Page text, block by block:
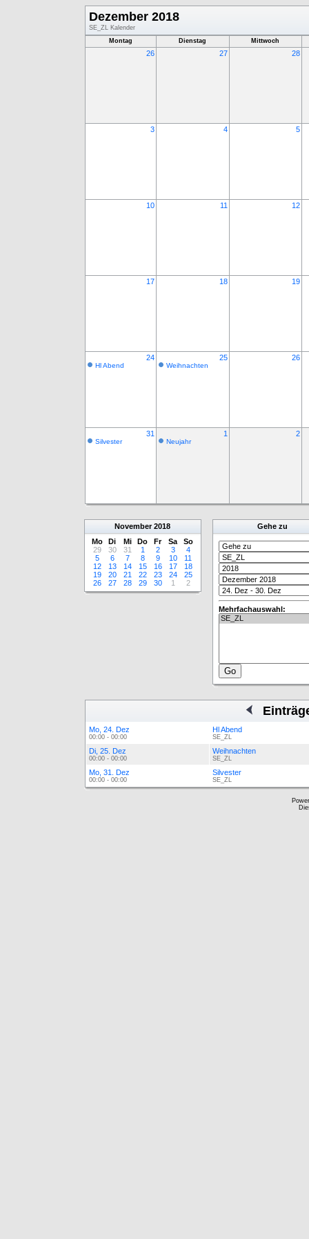
Dezember 2018
SE_ZL Kalender
Montag
Dienstag Mittwoch
26 27 28
3 4 5
10 11 12
17 18 19
24
Hl Abend
25
Weihnachten
26
31
Silvester
1
Neujahr
2
November 2018
Mo
Di Mi Do Fr Sa
So
29
30 31 1 2 3
4
5
6 7 8 9 10
11
12
13 14 15 16 17
18
19
20 21 22 23 24
25
26
27 28 29 30 1 2
Gehe zu
Mehrfachauswahl:
Mo, 24. Dez
00:00 - 00:00
Hl Abend
SE_ZL
Di, 25. Dez
00:00 - 00:00
Weihnachten
SE_ZL
Mo, 31. Dez
00:00 - 00:00
Silvester
SE_ZL